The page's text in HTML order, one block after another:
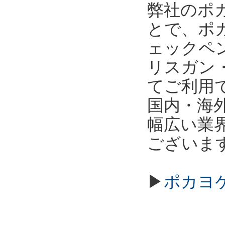
弊社のポ
とで、ポ
ェックペ
リスガン
てご利用
国内・海
幅広い業
ございま
▶ポカヨ